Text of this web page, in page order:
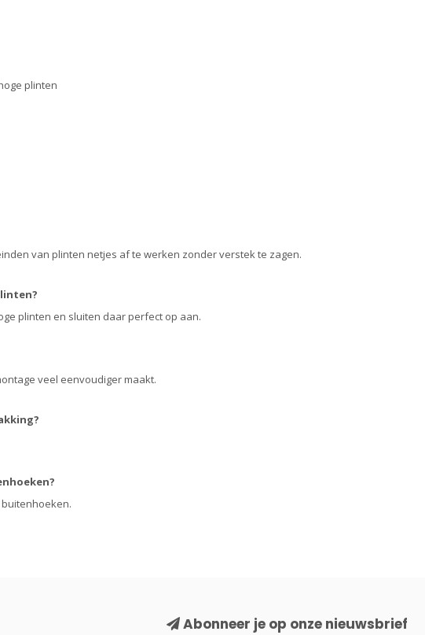
plinten
van plinten netjes af te werken zonder verstek te zagen.
plinten en sluiten daar perfect op aan.
veel eenvoudiger maakt.
buitenhoeken.
Abonneer je op onze nieuwsbrief